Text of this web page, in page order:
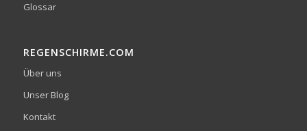
Glossar
REGENSCHIRME.COM
Über uns
Unser Blog
Kontakt